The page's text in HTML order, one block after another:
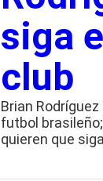
siga
club
Brian Rodríguez
futbol
quieren que